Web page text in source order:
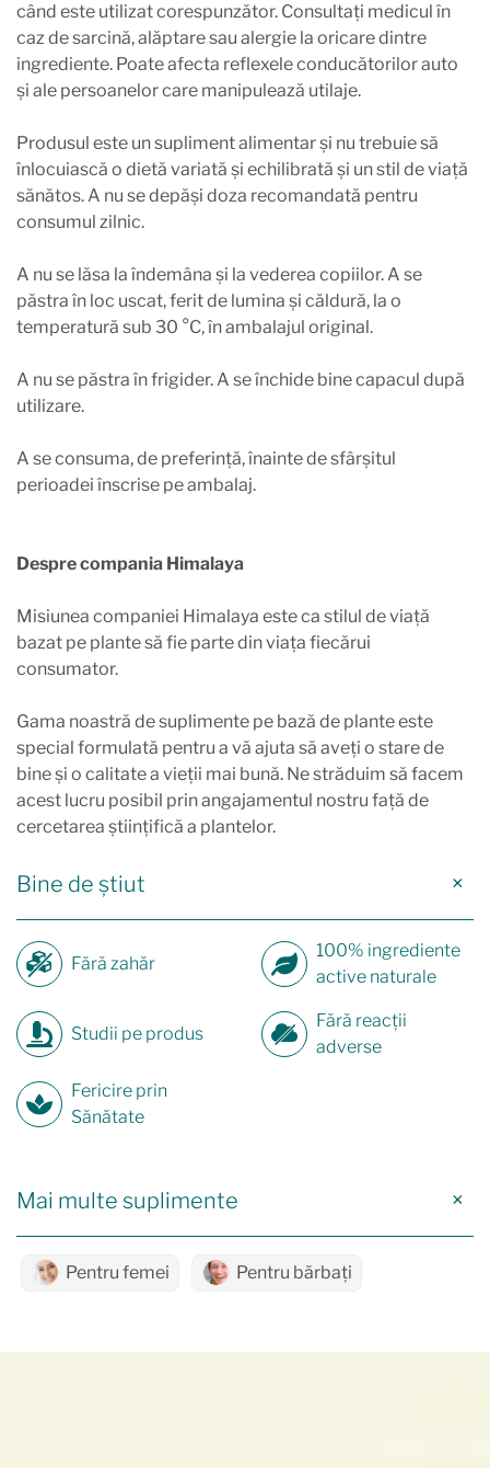
când este utilizat corespunzător. Consultați medicul în
caz de sarcină, alăptare sau alergie la oricare dintre
ingrediente. Poate afecta reflexele conducătorilor auto
și ale persoanelor care manipulează utilaje.
Produsul este un supliment alimentar și nu trebuie să
înlocuiască o dietă variată și echilibrată și un stil de viață
sănătos. A nu se depăși doza recomandată pentru
consumul zilnic.
A nu se lăsa la îndemâna și la vederea copiilor. A se
păstra în loc uscat, ferit de lumina și căldură, la o
temperatură sub 30 °C, în ambalajul original.
A nu se păstra în frigider. A se închide bine capacul după
utilizare.
A se consuma, de preferință, înainte de sfârșitul
perioadei înscrise pe ambalaj.
Despre compania Himalaya
Misiunea companiei Himalaya este ca stilul de viață
bazat pe plante să fie parte din viața fiecărui
consumator.
Gama noastră de suplimente pe bază de plante este
special formulată pentru a vă ajuta să aveți o stare de
bine și o calitate a vieții mai bună. Ne străduim să facem
acest lucru posibil prin angajamentul nostru față de
cercetarea științifică a plantelor.
Bine de știut
Fără zahăr
100% ingrediente
active naturale
Studii pe produs
Fără reacții
adverse
Fericire prin
Sănătate
Mai multe suplimente
Pentru femei Pentru bărbați